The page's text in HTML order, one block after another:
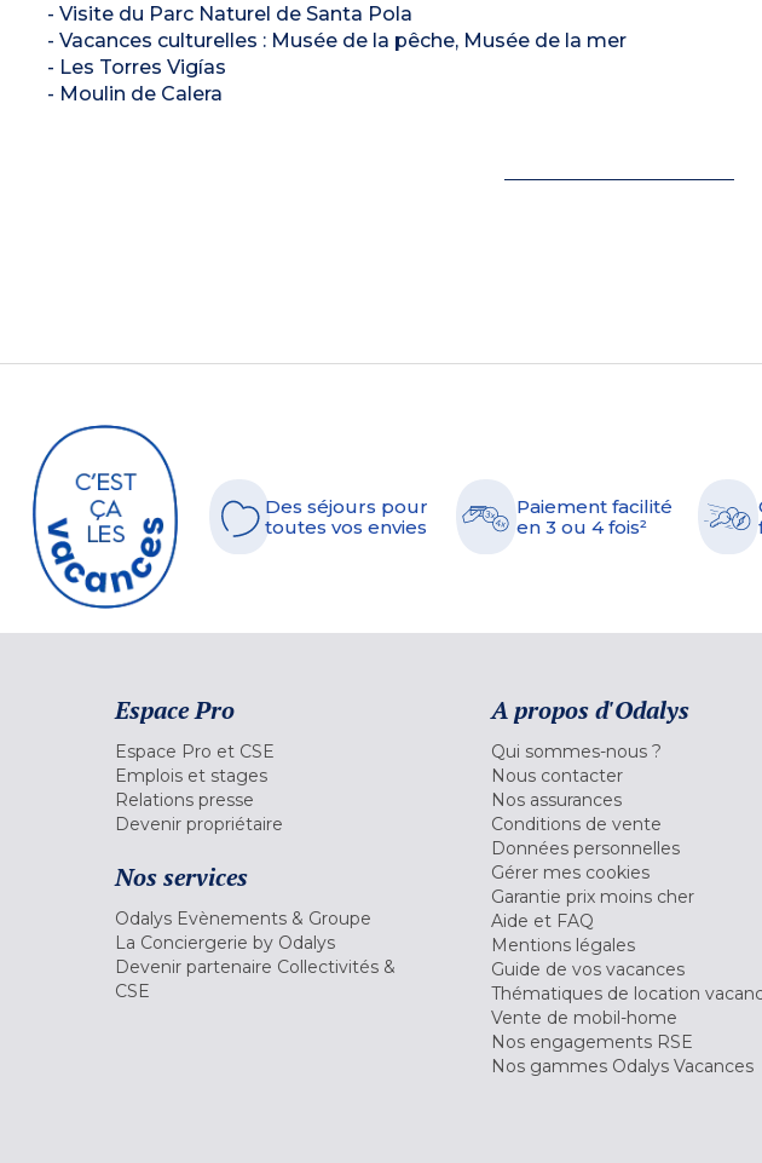
- Visite du Parc Naturel de Santa Pola
- Vacances culturelles : Musée de la pêche, Musée de la mer
- Les Torres Vigías
- Moulin de Calera
Des séjours pour
toutes vos envies
Paiement facilité
en 3 ou 4 fois²
Espace Pro
Espace Pro et CSE
Emplois et stages
Relations presse
Devenir propriétaire
Nos services
Odalys Evènements & Groupe
La Conciergerie by Odalys
Devenir partenaire Collectivités &
CSE
A propos d'Odalys
Qui sommes-nous ?
Nous contacter
Nos assurances
Conditions de vente
Données personnelles
Gérer mes cookies
Garantie prix moins cher
Aide et FAQ
Mentions légales
Guide de vos vacances
Thématiques de location
Vente de mobil-home
Nos engagements RSE
Nos gammes Odalys Vacances